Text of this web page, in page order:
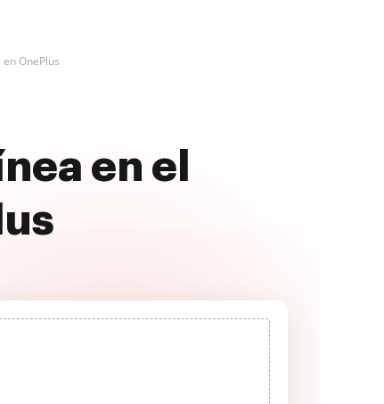
OnePlus
en el